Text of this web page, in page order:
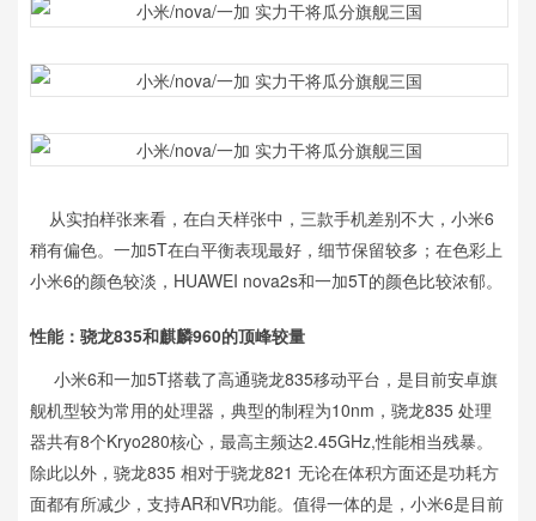
从实拍样张来看，在白天样张中，三款手机差别不大，小米6
稍有偏色。一加5T在白平衡表现最好，细节保留较多；在色彩上
小米6的颜色较淡，HUAWEI nova2s和一加5T的颜色比较浓郁。
性能：骁龙835和麒麟960的顶峰较量
小米6和一加5T搭载了高通骁龙835移动平台，是目前安卓旗
舰机型较为常用的处理器，典型的制程为10nm，骁龙835 处理
器共有8个Kryo280核心，最高主频达2.45GHz,性能相当残暴。
除此以外，骁龙835 相对于骁龙821 无论在体积方面还是功耗方
面都有所减少，支持AR和VR功能。值得一体的是，小米6是目前